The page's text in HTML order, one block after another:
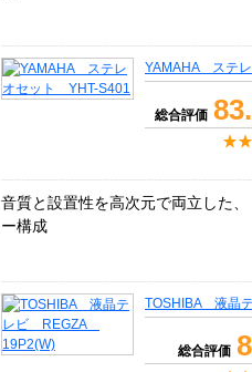
YAMAHA ステ
総合評価
音質と設置性を高次元で両立した
ー構成
TOSHIBA 液晶
総合評価